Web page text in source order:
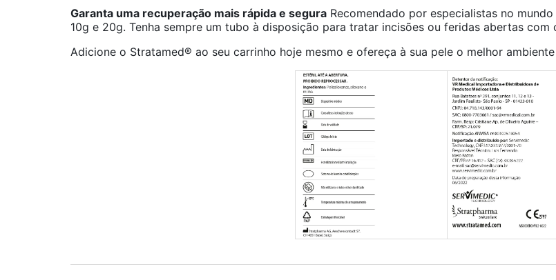
Garanta uma recuperação mais rápida e segura Recomendado por especialistas no
10g e 20g. Tenha sempre um tubo à disposição para tratar incisões ou feridas abertas
Adicione o Stratamed® ao seu carrinho hoje mesmo e ofereça à sua pele o melhor